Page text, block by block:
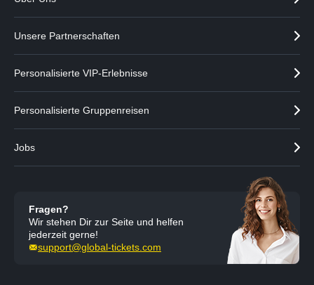
Unsere Partnerschaften
Personalisierte VIP-Erlebnisse
Personalisierte Gruppenreisen
Jobs
Fragen?
Wir stehen Dir zur Seite und helfen
jederzeit gerne!
support@global-tickets.com